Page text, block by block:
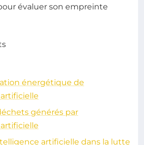
évaluer son empreinte
énergétique de
générés par
artificielle dans la lutte